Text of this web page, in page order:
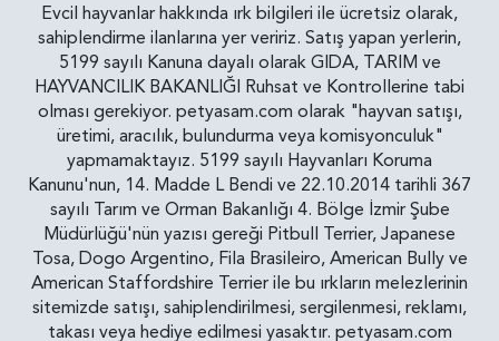
Evcil hayvanlar hakkında ırk bilgileri ile ücretsiz olarak,
sahiplendirme ilanlarına yer veririz. Satış yapan yerlerin,
5199 sayılı Kanuna dayalı olarak GIDA, TARIM ve
HAYVANCILIK BAKANLIĞI Ruhsat ve Kontrollerine tabi
olması gerekiyor. petyasam.com olarak "hayvan satışı,
üretimi, aracılık, bulundurma veya komisyonculuk"
yapmamaktayız. 5199 sayılı Hayvanları Koruma
Kanunu'nun, 14. Madde L Bendi ve 22.10.2014 tarihli 367
sayılı Tarım ve Orman Bakanlığı 4. Bölge İzmir Şube
Müdürlüğü'nün yazısı gereği Pitbull Terrier, Japanese
Tosa, Dogo Argentino, Fila Brasileiro, American Bully ve
American Staffordshire Terrier ile bu ırkların melezlerinin
sitemizde satışı, sahiplendirilmesi, sergilenmesi, reklamı,
takası veya hediye edilmesi yasaktır. petyasam.com